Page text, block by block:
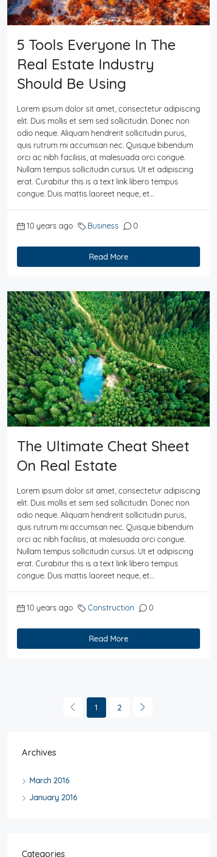
5 Tools Everyone In The
Real Estate Industry
Should Be Using
Lorem ipsum dolor sit amet, consectetur adipiscing
elit. Duis mollis et sem sed sollicitudin. Donec non
odio neque. Aliquam hendrerit sollicitudin purus,
quis rutrum mi accumsan nec. Quisque bibendum
orci ac nibh facilisis, at malesuada orci congue.
Nullam tempus sollicitudin cursus. Ut et adipiscing
erat. Curabitur this is a text link libero tempus
congue. Duis mattis laoreet neque, et...
10 years ago Business 0
Read More
The Ultimate Cheat Sheet
On Real Estate
Lorem ipsum dolor sit amet, consectetur adipiscing
elit. Duis mollis et sem sed sollicitudin. Donec non
odio neque. Aliquam hendrerit sollicitudin purus,
quis rutrum mi accumsan nec. Quisque bibendum
orci ac nibh facilisis, at malesuada orci congue.
Nullam tempus sollicitudin cursus. Ut et adipiscing
erat. Curabitur this is a text link libero tempus
congue. Duis mattis laoreet neque, et...
10 years ago Construction 0
Read More
1 2
Archives
March 2016
January 2016
Categories